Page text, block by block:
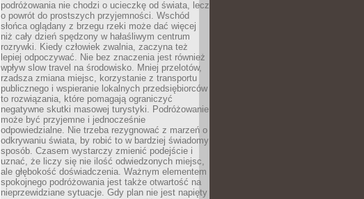
podróżowania nie chodzi o ucieczkę od świata, lecz
o powrót do prostszych przyjemności. Wschód
słońca oglądany z brzegu rzeki może dać więcej
niż cały dzień spędzony w hałaśliwym centrum
rozrywki. Kiedy człowiek zwalnia, zaczyna też
lepiej odpoczywać. Nie bez znaczenia jest również
wpływ slow travel na środowisko. Mniej przelotów,
rzadsza zmiana miejsc, korzystanie z transportu
publicznego i wspieranie lokalnych przedsiębiorców
to rozwiązania, które pomagają ograniczyć
negatywne skutki masowej turystyki. Podróżowanie
może być przyjemne i jednocześnie
odpowiedzialne. Nie trzeba rezygnować z marzeń o
odkrywaniu świata, by robić to w bardziej świadomy
sposób. Czasem wystarczy zmienić podejście i
uznać, że liczy się nie ilość odwiedzonych miejsc,
ale głębokość doświadczenia. Ważnym elementem
spokojnego podróżowania jest także otwartość na
nieprzewidziane sytuacje. Gdy plan nie jest napięty